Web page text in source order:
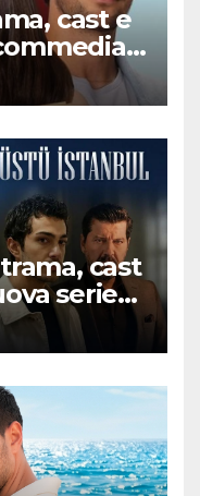
cast e
cast
serie